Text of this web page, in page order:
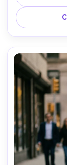
50mm f/1.8,
textura da
roupa